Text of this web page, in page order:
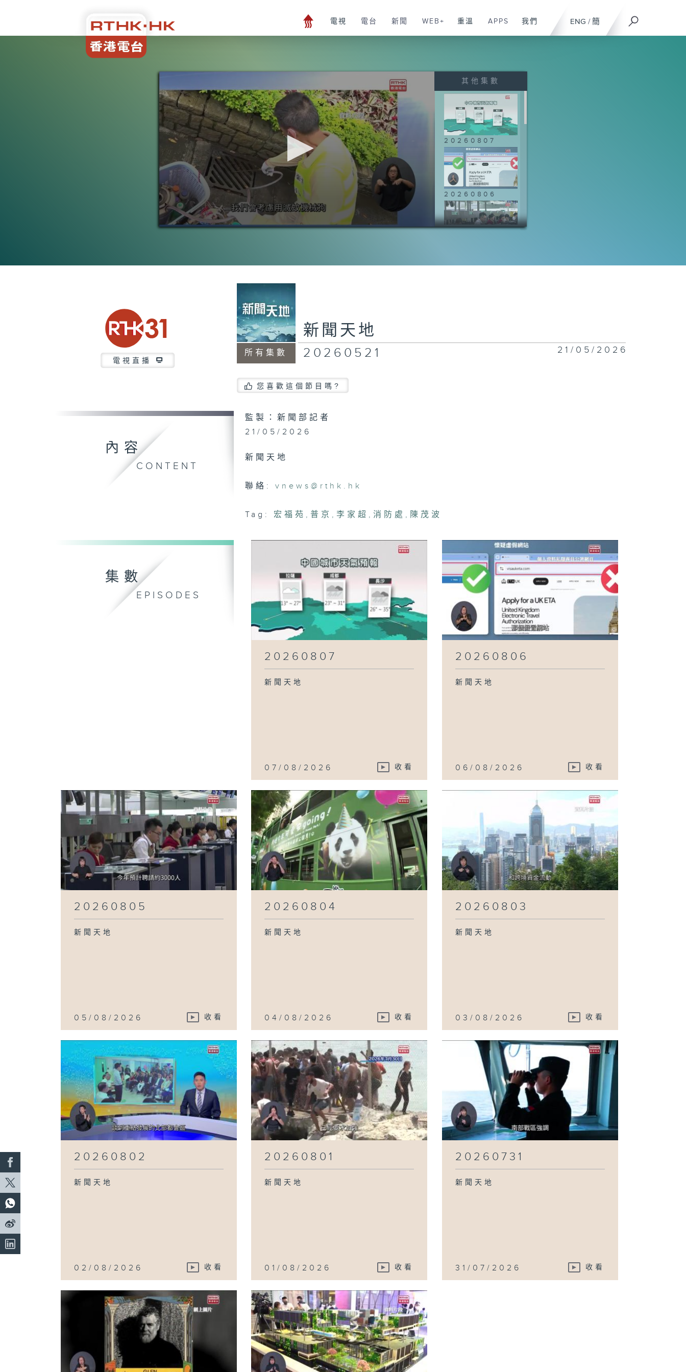
ENG / 簡
電視 電台 新聞 WEB+ 重溫 APPS 我們
0
其他集數
20260807
20260806
20260730
20260729
電視直播
所有集數
新聞天地
20260521 21/05/2026
您喜歡這個節目嗎?
內容
CONTENT
監製：新聞部記者
21/05/2026
新聞天地
聯絡:vnews@rthk.hk
Tag: 宏福苑 ,普京 , 李家超 ,消防處 , 陳茂波
集數
EPISODES
20260807
新聞天地
07/08/2026 收看
20260806
新聞天地
06/08/2026 收看
20260805
新聞天地
05/08/2026 收看
20260804
新聞天地
04/08/2026 收看
20260803
新聞天地
03/08/2026 收看
20260802
新聞天地
02/08/2026 收看
20260801
新聞天地
01/08/2026 收看
20260731
新聞天地
31/07/2026 收看